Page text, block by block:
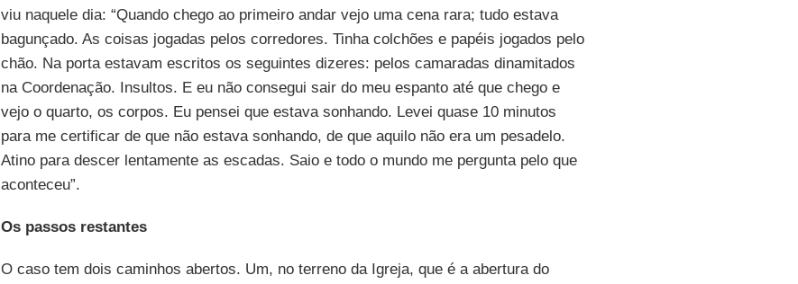
viu naquele dia: “Quando chego ao primeiro andar vejo uma cena rara; tudo estava
bagunçado. As coisas jogadas pelos corredores. Tinha colchões e papéis jogados pelo
chão. Na porta estavam escritos os seguintes dizeres: pelos camaradas dinamitados
na Coordenação. Insultos. E eu não consegui sair do meu espanto até que chego e
vejo o quarto, os corpos. Eu pensei que estava sonhando. Levei quase 10 minutos
para me certificar de que não estava sonhando, de que aquilo não era um pesadelo.
Atino para descer lentamente as escadas. Saio e todo o mundo me pergunta pelo que
aconteceu”.
Os passos restantes
O caso tem dois caminhos abertos. Um, no terreno da Igreja, que é a abertura do